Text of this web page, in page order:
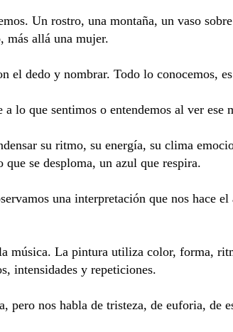
Un rostro, una montaña, un vaso
más allá una mujer.
el dedo y nombrar. Todo lo conocemos,
lo que sentimos o entendemos al ver ese
su ritmo, su energía, su clima
se desploma, un azul que respira.
una interpretación que nos hace
música. La pintura utiliza color, forma,
intensidades y repeticiones.
pero nos habla de tristeza, de euforia, de